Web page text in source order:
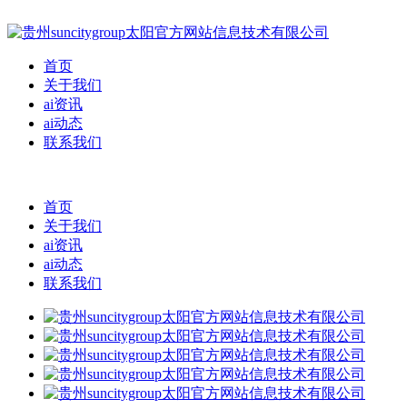
首页
关于我们
ai资讯
ai动态
联系我们
首页
关于我们
ai资讯
ai动态
联系我们